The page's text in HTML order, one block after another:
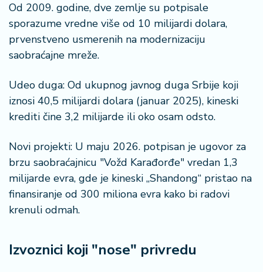
Od 2009. godine, dve zemlje su potpisale
sporazume vredne više od 10 milijardi dolara,
prvenstveno usmerenih na modernizaciju
saobraćajne mreže.
Udeo duga: Od ukupnog javnog duga Srbije koji
iznosi 40,5 milijardi dolara (januar 2025), kineski
krediti čine 3,2 milijarde ili oko osam odsto.
Novi projekti: U maju 2026. potpisan je ugovor za
brzu saobraćajnicu "Vožd Karađorđe" vredan 1,3
milijarde evra, gde je kineski „Shandong“ pristao na
finansiranje od 300 miliona evra kako bi radovi
krenuli odmah.
Izvoznici koji "nose" privredu